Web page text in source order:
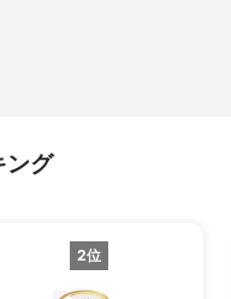
ング
2位